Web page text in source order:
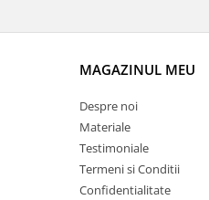
MAGAZINUL MEU
Despre noi
Materiale
Testimoniale
Termeni si Conditii
Confidentialitate